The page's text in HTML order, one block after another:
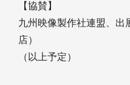
【協賛】
九州映像製作社連盟、出
店）
（以上予定）